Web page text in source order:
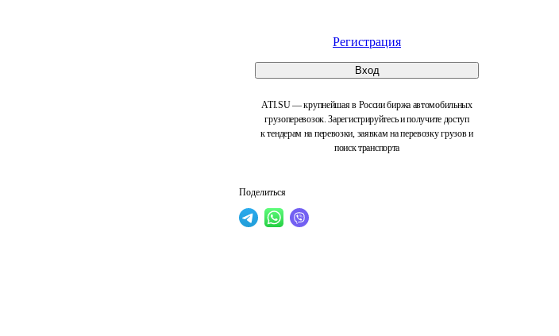
Регистрация
Вход
ATI.SU — крупнейшая в России биржа автомобильных
грузоперевозок. Зарегистрируйтесь и получите доступ
к тендерам на перевозки, заявкам на перевозку грузов и
поиск транспорта
Поделиться